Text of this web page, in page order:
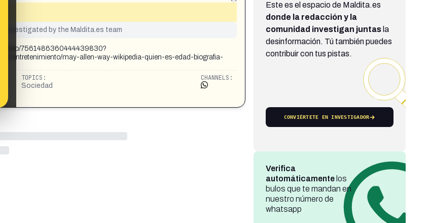
investigated by the Maldita.es team
video/7561486360444439830?
entretenimiento/may-allen-way-wikipedia-quien-es-edad-biografia-
TOPICS:
Sociedad
CHANNELS:
Este es el espacio de Maldita.es
donde la redacción y la
comunidad investigan juntasla
desinformación. Tú también puedes
contribuir con tus pistas.
CONVIÉRTETE EN INVESTIGADOR
Verifica
automáticamentelos
bulos que te mandan en
nuestro número de
whatsapp